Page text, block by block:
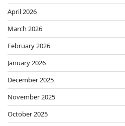
April 2026
March 2026
February 2026
January 2026
December 2025
November 2025
October 2025